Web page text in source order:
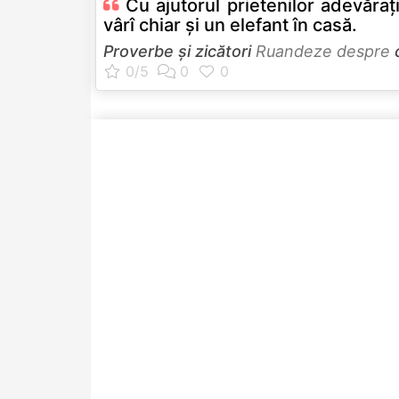
Cu ajutorul prietenilor
vârî chiar şi un elefant în casă.
Proverbe și zicătoriRuandeze despre